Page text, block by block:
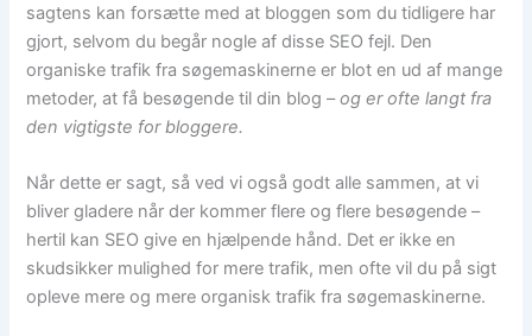
sagtens kan forsætte med at bloggen som du tidligere har
gjort, selvom du begår nogle af disse SEO fejl. Den
organiske trafik fra søgemaskinerne er blot en ud af mange
metoder, at få besøgende til din blog –og er ofte langt fra
den vigtigste for bloggere.
Når dette er sagt, så ved vi også godt alle sammen, at vi
bliver gladere når der kommer flere og flere besøgende –
hertil kan SEO give en hjælpende hånd. Det er ikke en
skudsikker mulighed for mere trafik, men ofte vil du på sigt
opleve mere og mere organisk trafik fra søgemaskinerne.